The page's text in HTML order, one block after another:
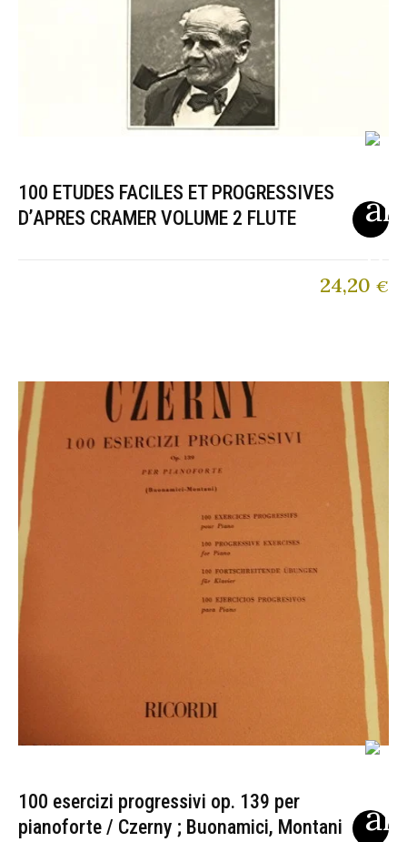
100 ETUDES FACILES ET PROGRESSIVES
D’APRES CRAMER VOLUME 2 FLUTE
24,20 €
100 esercizi progressivi op. 139 per
pianoforte / Czerny ; Buonamici, Montani